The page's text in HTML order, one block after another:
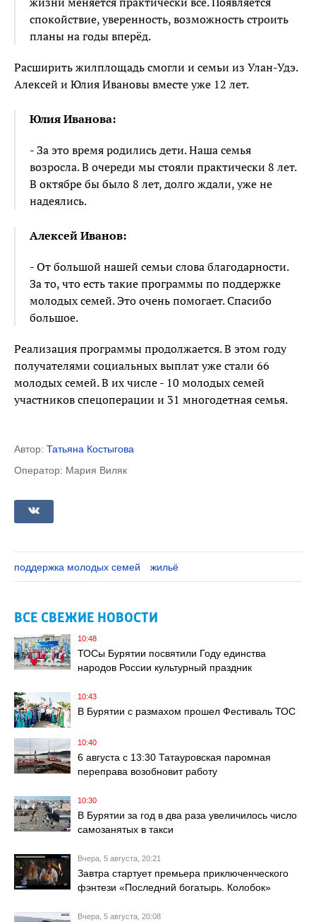
спокойствие, уверенность, возможность строить
планы на годы вперёд.
Расширить жилплощадь смогли и семьи из Улан-Удэ.
Алексей и Юлия Ивановы вместе уже 12 лет.
Юлия Иванова:
- За это время родились дети. Наша семья
возросла. В очереди мы стояли практически 8 лет.
В октябре бы было 8 лет, долго ждали, уже не
надеялись.
Алексей Иванов:
- От большой нашей семьи слова благодарности.
За то, что есть такие программы по поддержке
молодых семей. Это очень помогает. Спасибо
большое.
Реализация программы продолжается. В этом году
получателями социальных выплат уже стали 66
молодых семей. В их числе - 10 молодых семей
участников спецоперации и 31 многодетная семья.
Автор: Татьяна Костыгова
Оператор: Мария Виляк
поддержка молодых семей жильё
ВСЕ СВЕЖИЕ НОВОСТИ
10:48
ТОСы Бурятии посвятили Году единства
народов России культурный праздник
10:43
В Бурятии с размахом прошел Фестиваль ТОС
10:40
6 августа с 13:30 Татауровская паромная
переправа возобновит работу
10:30
В Бурятии за год в два раза увеличилось число
самозанятых в такси
Вчера, 5 августа, 20:21
Завтра стартует премьера приключенческого
фэнтези «Последний богатырь. Колобок»
Вчера, 5 августа, 20:08